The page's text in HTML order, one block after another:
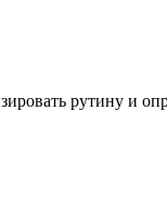
рутину и